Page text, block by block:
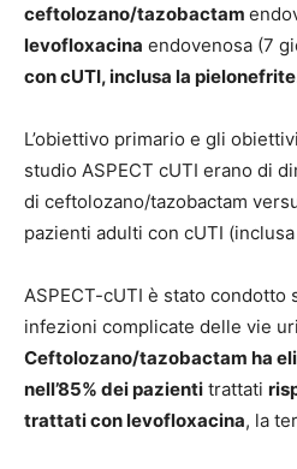
ceftolozano/tazobactam
levofloxacina endovenosa (7
con cUTI, inclusa la pielonefrite
L’obiettivo primario e gli
studio ASPECT cUTI erano di
di ceftolozano/tazobactam
pazienti adulti con cUTI
ASPECT-cUTI è stato condotto
infezioni complicate delle vie
Ceftolozano/tazobactam ha
nell’85% dei pazienti trattati
trattati con levofloxacina, la